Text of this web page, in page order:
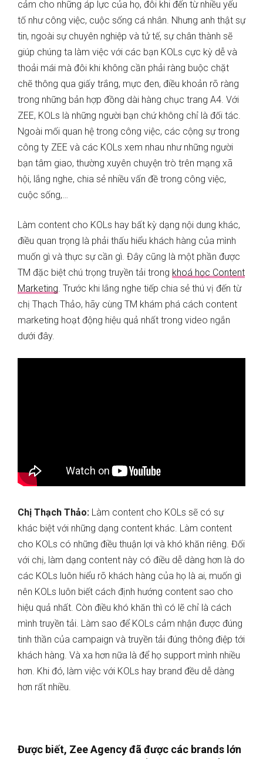
cảm cho những áp lực của họ, đôi khi đến từ nhiều yếu
tố như công việc, cuộc sống cá nhân. Nhưng anh thật sự
tin, ngoài sự chuyên nghiệp và tử tế, sự chân thành sẽ
giúp chúng ta làm việc với các bạn KOLs cực kỳ dễ và
thoải mái mà đôi khi không cần phải ràng buộc chặt
chẽ thông qua giấy trắng, mực đen, điều khoản rõ ràng
trong những bản hợp đồng dài hàng chục trang A4. Với
ZEE, KOLs là những người bạn chứ không chỉ là đối tác.
Ngoài mối quan hệ trong công việc, các cộng sự trong
công ty ZEE và các KOLs xem nhau như những người
bạn tâm giao, thường xuyên chuyện trò trên mạng xã
hội, lắng nghe, chia sẻ nhiều vấn đề trong công việc,
cuộc sống,…
Làm content cho KOLs hay bất kỳ dạng nội dung khác,
điều quan trọng là phải thấu hiểu khách hàng của mình
muốn gì và thực sự cần gì. Đây cũng là một phần được
TM đặc biệt chú trọng truyền tải trong khoá học Content
Marketing. Trước khi lắng nghe tiếp chia sẻ thú vị đến từ
chị Thạch Thảo, hãy cùng TM khám phá cách content
marketing hoạt động hiệu quả nhất trong video ngắn
dưới đây.
Chị Thạch Thảo: Làm content cho KOLs sẽ có sự
khác biệt với những dạng content khác. Làm content
cho KOLs có những điều thuận lợi và khó khăn riêng. Đối
với chị, làm dạng content này có điều dễ dàng hơn là do
các KOLs luôn hiểu rõ khách hàng của họ là ai, muốn gì
nên KOLs luôn biết cách định hướng content sao cho
hiệu quả nhất. Còn điều khó khăn thì có lẽ chỉ là cách
mình truyền tải. Làm sao để KOLs cảm nhận được đúng
tinh thần của campaign và truyền tải đúng thông điệp tới
khách hàng. Và xa hơn nữa là để họ support mình nhiều
hơn. Khi đó, làm việc với KOLs hay brand đều dễ dàng
hơn rất nhiều.
Được biết, Zee Agency đã được các brands lớn